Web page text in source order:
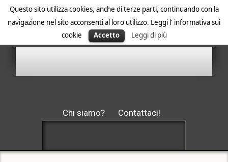
Questo sito utilizza cookies, anche di terze parti, continuando con la
navigazione nel sito acconsenti al loro utilizzo. Leggi l' informativa sui
cookie
Accetto Leggi di più
Chi siamo? Contattaci!